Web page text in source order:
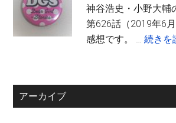
た
感
想
神谷浩史・小野大輔
第626話（2019年6
感想です。 …続きを
アーカイブ